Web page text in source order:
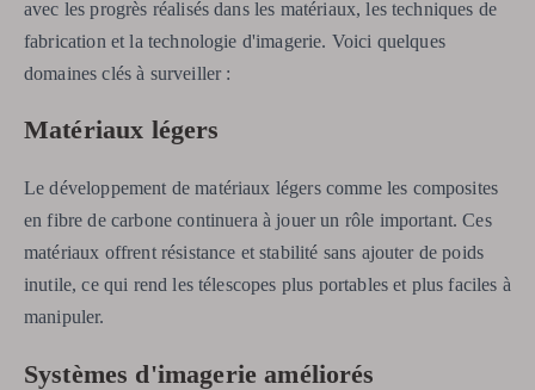
avec les progrès réalisés dans les matériaux, les techniques de
fabrication et la technologie d'imagerie. Voici quelques
domaines clés à surveiller :
Matériaux légers
Le développement de matériaux légers comme les composites
en fibre de carbone continuera à jouer un rôle important. Ces
matériaux offrent résistance et stabilité sans ajouter de poids
inutile, ce qui rend les télescopes plus portables et plus faciles à
manipuler.
Systèmes d'imagerie améliorés